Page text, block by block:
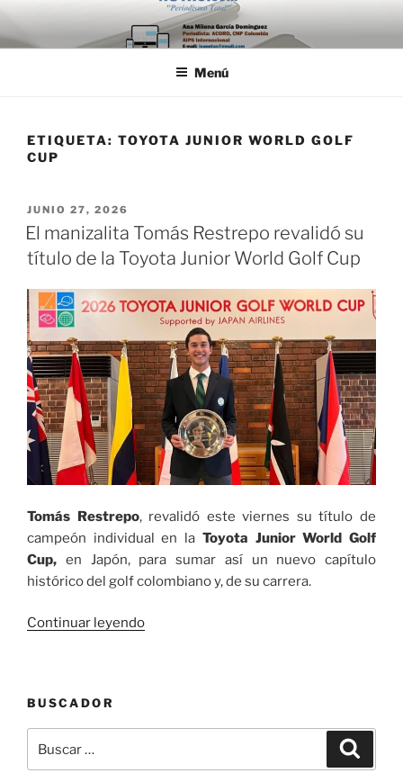
Saltar
al
contenido
Menú
ETIQUETA: TOYOTA JUNIOR WORLD GOLF
CUP
PUBLICADO
EL
JUNIO 27, 2026
El manizalita Tomás Restrepo revalidó su
título de la Toyota Junior World Golf Cup
Tomás Restrepo, revalidó este viernes su título de
campeón individual en la Toyota Junior World Golf
Cup, en Japón, para sumar así un nuevo capítulo
histórico del golf colombiano y, de su carrera.
Continuar leyendo«El
su
de
BUSCADOR
por: